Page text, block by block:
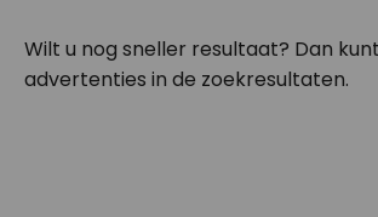
Wilt u nog sneller resultaat? Dan
advertenties in de zoekresultaten.